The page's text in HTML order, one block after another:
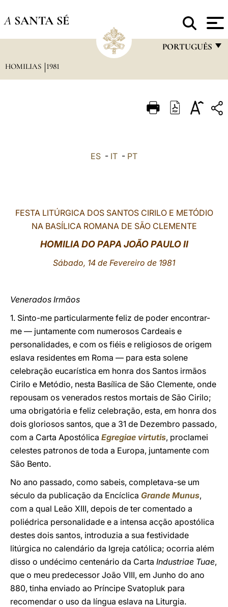
A SANTA SÉ
PORTUGUÊS
ITALIANO
中文
LATINE
HOMILIAS 1981
ES - IT - PT
FESTA LITÚRGICA DOS SANTOS CIRILO E METÓDIO
NA BASÍLICA ROMANA DE SÃO CLEMENTE
HOMILIA DO PAPA JOÃO PAULO II
Sábado, 14 de Fevereiro de 1981
Venerados Irmãos
1. Sinto-me particularmente feliz de poder encontrar-
me — juntamente com numerosos Cardeais e
personalidades, e com os fiéis e religiosos de origem
eslava residentes em Roma — para esta solene
celebração eucarística em honra dos Santos irmãos
Cirilo e Metódio, nesta Basílica de São Clemente, onde
repousam os venerados restos mortais de São Cirilo;
uma obrigatória e feliz celebração, esta, em honra dos
dois gloriosos santos, que a 31 de Dezembro passado,
com a Carta Apostólica Egregiae virtutis, proclamei
celestes patronos de toda a Europa, juntamente com
São Bento.
No ano passado, como sabeis, completava-se um
século da publicação da Encíclica Grande Munus,
com a qual Leão XIII, depois de ter comentado a
poliédrica personalidade e a intensa acção apostólica
destes dois santos, introduzia a sua festividade
litúrgica no calendário da Igreja católica; ocorria além
disso o undécimo centenário da Carta Industriae Tuae,
que o meu predecessor João VIII, em Junho do ano
880, tinha enviado ao Príncipe Svatopluk para
recomendar o uso da língua eslava na Liturgia.